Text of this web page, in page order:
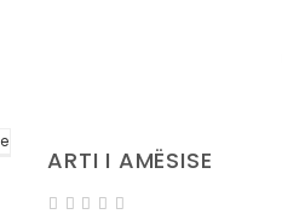
ARTI I AMËSISE